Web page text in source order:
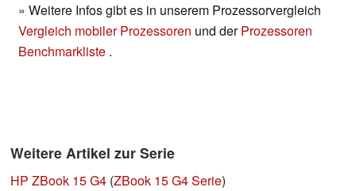
» Weitere Infos gibt es in unserem Prozessorvergleich
Vergleich mobiler Prozessoren und derProzessoren
Benchmarkliste .
Weitere Artikel zur Serie
HP ZBook 15 G4 (ZBook 15 G4 Serie)